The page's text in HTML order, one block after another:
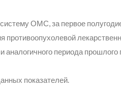
ОМС, за первое
противоопухолевой
периода прошлого
показателей.